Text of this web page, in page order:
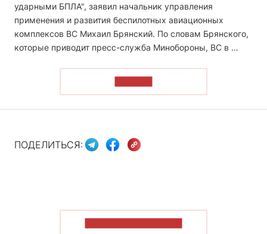
ударными БПЛА", заявил начальник управления
применения и развития беспилотных авиационных
комплексов ВС Михаил Брянский. По словам Брянского,
которые приводит пресс-служба Минобороны, ВС в …
ПОДЕЛИТЬСЯ: